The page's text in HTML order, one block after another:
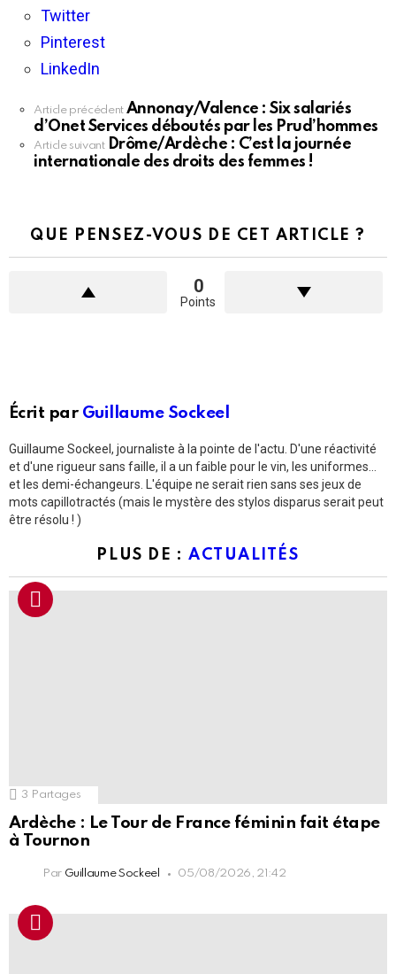
Twitter
Pinterest
LinkedIn
En
plus
Article précédent Annonay/Valence : Six salariés
d’Onet Services déboutés par les Prud’hommes
Article suivant Drôme/Ardèche : C’est la journée
internationale des droits des femmes !
QUE PENSEZ-VOUS DE CET ARTICLE ?
0
Points
Écrit par Guillaume Sockeel
Guillaume Sockeel, journaliste à la pointe de l'actu. D'une réactivité
et d'une rigueur sans faille, il a un faible pour le vin, les uniformes...
et les demi-échangeurs. L'équipe ne serait rien sans ses jeux de
mots capillotractés (mais le mystère des stylos disparus serait peut
être résolu ! )
PLUS DE : ACTUALITÉS
3 Partages
Ardèche : Le Tour de France féminin fait étape
à Tournon
Par Guillaume Sockeel 05/08/2026, 21:42